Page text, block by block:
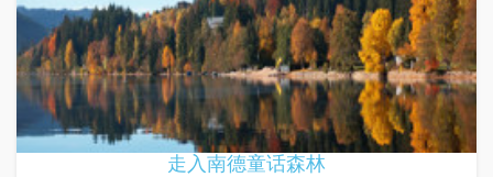
走入南德童话森林